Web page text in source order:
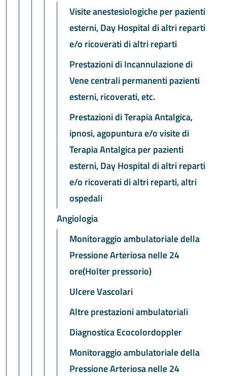
Visite anestesiologiche per pazienti
esterni, Day Hospital di altri reparti
e/o ricoverati di altri reparti
Prestazioni di Incannulazione di
Vene centrali permanenti pazienti
esterni, ricoverati, etc.
Prestazioni di Terapia Antalgica,
ipnosi, agopuntura e/o visite di
Terapia Antalgica per pazienti
esterni, Day Hospital di altri reparti
e/o ricoverati di altri reparti, altri
ospedali
Angiologia
Monitoraggio ambulatoriale della
Pressione Arteriosa nelle 24
ore(Holter pressorio)
Ulcere Vascolari
Altre prestazioni ambulatoriali
Diagnostica Ecocolordoppler
Monitoraggio ambulatoriale della
Pressione Arteriosa nelle 24